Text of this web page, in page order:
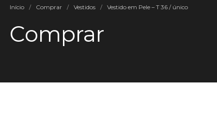
Social
Início / Comprar / Vestidos / Vestido em Pele – T 36 / único
Comprar